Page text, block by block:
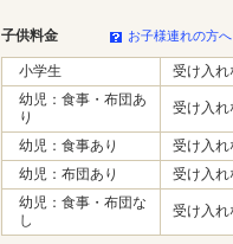
子供料金 お子様連れの方へ
小学生
受け入れ
幼児：食事・布団あ
り
受け入れ
幼児：食事あり
受け入れ
幼児：布団あり
受け入れ
幼児：食事・布団な
し
受け入れ